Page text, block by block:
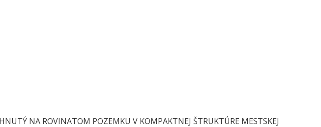
NA ROVINATOM POZEMKU V KOMPAKTNEJ ŠTRUKTÚRE MESTSKEJ